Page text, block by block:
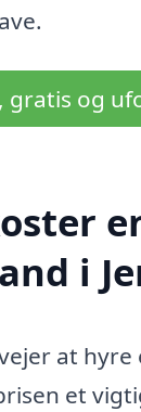
gratis og
i
at hyre
et